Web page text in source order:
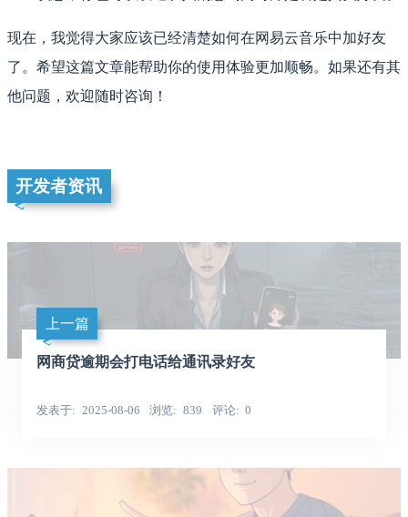
现在，我觉得大家应该已经清楚如何在网易云音乐中加好友
了。希望这篇文章能帮助你的使用体验更加顺畅。如果还有其
他问题，欢迎随时咨询！
开发者资讯
上一篇
网商贷逾期会打电话给通讯录好友
发表于 2025-08-06 浏览 839 评论 0